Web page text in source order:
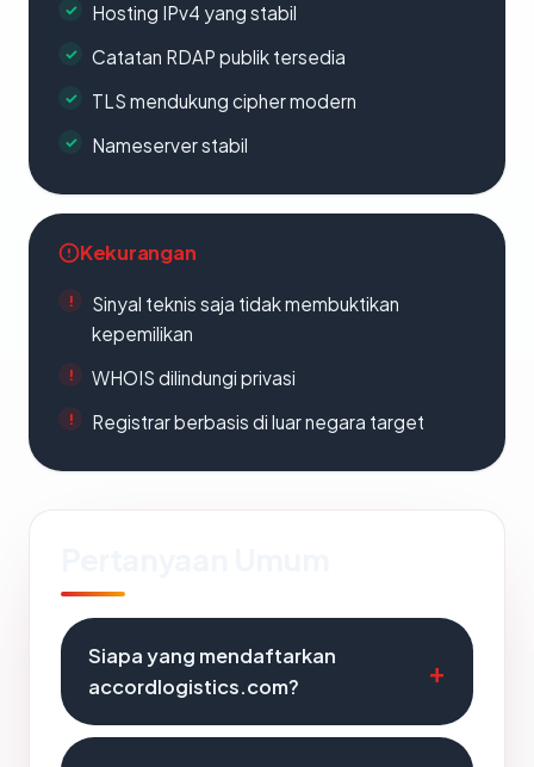
Hosting IPv4 yang stabil
Catatan RDAP publik tersedia
TLS mendukung cipher modern
Nameserver stabil
Kekurangan
Sinyal teknis saja tidak membuktikan
kepemilikan
WHOIS dilindungi privasi
Registrar berbasis di luar negara target
Siapa yang mendaftarkan
accordlogistics.com?